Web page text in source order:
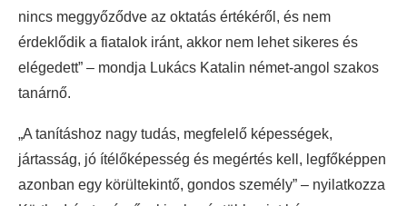
nincs meggyőződve az oktatás értékéről, és nem
érdeklődik a fiatalok iránt, akkor nem lehet sikeres és
elégedett” – mondja Lukács Katalin német-angol szakos
tanárnő.
„A tanításhoz nagy tudás, megfelelő képességek,
jártasság, jó ítélőképesség és megértés kell, legfőképpen
azonban egy körültekintő, gondos személy” – nyilatkozza